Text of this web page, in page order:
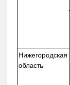
Нижегородская
область